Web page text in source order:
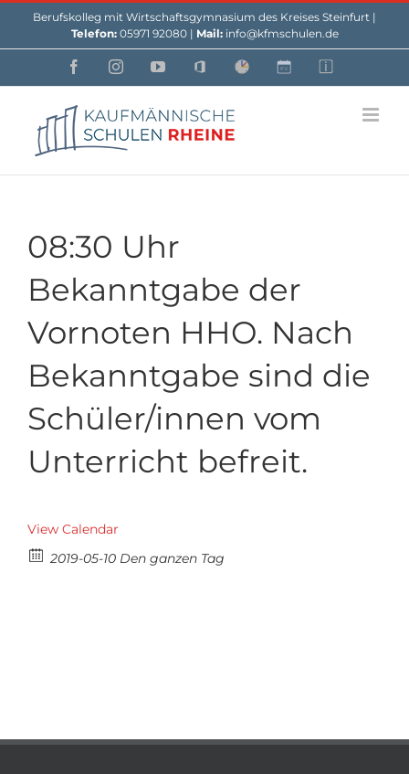
Berufskolleg mit Wirtschaftsgymnasium des Kreises Steinfurt |
Telefon:05971 92080 | Mail:info@kfmschulen.de
FacebookInstagramYouTube
Office WebuntisCustomCustom
08:30 Uhr
Bekanntgabe der
Vornoten HHO. Nach
Bekanntgabe sind die
Schüler/innen vom
Unterricht befreit.
View Calendar
2019-05-10 Den ganzen Tag